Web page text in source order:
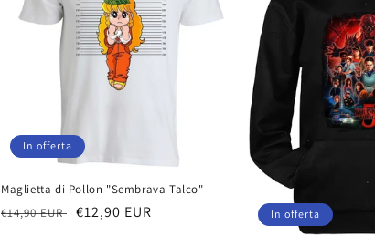
In offerta
Maglietta di Pollon "Sembrava Talco"
Prezzo
€14,90 EUR Prezzo
€12,90 EUR In offerta